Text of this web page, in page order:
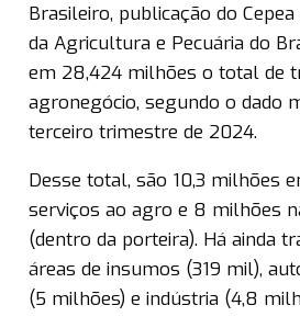
Brasileiro, publicação do
da Agricultura e Pecuária do
em 28,424 milhões o total de
agronegócio, segundo o dado
terceiro trimestre de 2024.
Desse total, são 10,3 milhões
serviços ao agro e 8 milhões
(dentro da porteira). Há ainda
áreas de insumos (319 mil),
(5 milhões) e indústria (4,8